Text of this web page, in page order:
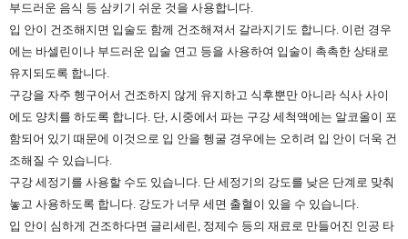
부드러운 음식 등 삼키기 쉬운 것을 사용합니다.
입 안이 건조해지면 입술도 함께 건조해져서 갈라지기도 합니다. 이런 경우
에는 바셀린이나 부드러운 입술 연고 등을 사용하여 입술이 촉촉한 상태로
유지되도록 합니다.
구강을 자주 헹구어서 건조하지 않게 유지하고 식후뿐만 아니라 식사 사이
에도 양치를 하도록 합니다. 단, 시중에서 파는 구강 세척액에는 알코올이 포
함되어 있기 때문에 이것으로 입 안을 헹굴 경우에는 오히려 입 안이 더욱 건
조해질 수 있습니다.
구강 세정기를 사용할 수도 있습니다. 단 세정기의 강도를 낮은 단계로 맞춰
놓고 사용하도록 합니다. 강도가 너무 세면 출혈이 있을 수 있습니다.
입 안이 심하게 건조하다면 글리세린, 정제수 등의 재료로 만들어진 인공 타